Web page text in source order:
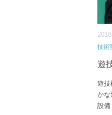
技術
遊
遊技
かな
設備